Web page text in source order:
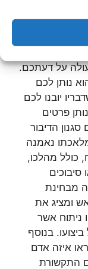
אצלו את
פלסטי יש
על דעתכם.
נותן לכם
יובנו לכם
פרטים
הדיבור
נאמנה
כולל מהלכו,
סיבוכים
מבחינת
ומציג את
ניתוח אשר
בנוסף
איזה אדם
התקשורת